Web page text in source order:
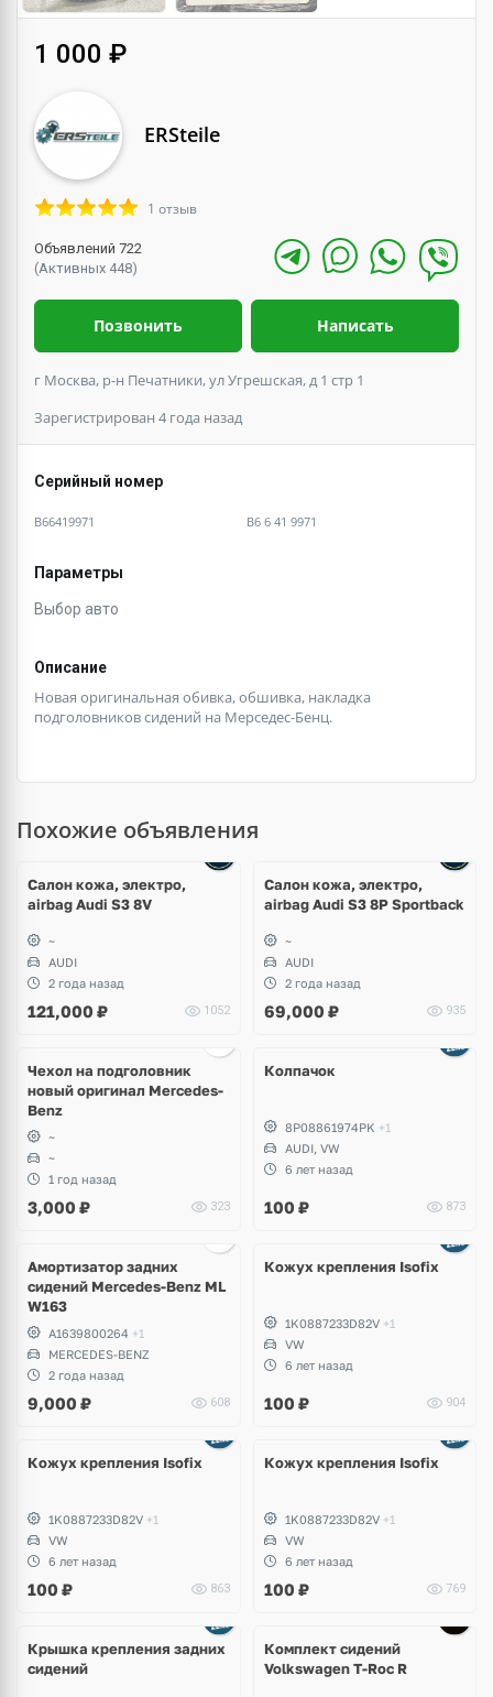
1 000 ₽
ERSteile
1 отзыв
Объявлений 722
(Активных 448)
Позвонить Написать
г Москва, р-н Печатники, ул Угрешская, д 1 стр 1
Зарегистрирован 4 года назад
Серийный номер
B66419971 B6 6 41 9971
Параметры
Выбор авто
Описание
Новая оригинальная обивка, обшивка, накладка
подголовников сидений на Мерседес-Бенц.
Похожие объявления
Салон кожа, электро,
airbag Audi S3 8V
~
AUDI
2 года назад
121,000 ₽ 1052
Салон кожа, электро,
airbag Audi S3 8P Sportback
~
AUDI
2 года назад
69,000 ₽ 935
Чехол на подголовник
новый оригинал Mercedes-
Benz
~
~
1 год назад
3,000 ₽ 323
Колпачок
8P08861974PK +1
AUDI, VW
6 лет назад
100 ₽ 873
Амортизатор задних
сидений Mercedes-Benz ML
W163
A1639800264 +1
MERCEDES-BENZ
2 года назад
9,000 ₽ 608
Кожух крепления Isofix
1K0887233D82V +1
VW
6 лет назад
100 ₽ 904
Кожух крепления Isofix
1K0887233D82V +1
VW
6 лет назад
100 ₽ 863
Кожух крепления Isofix
1K0887233D82V +1
VW
6 лет назад
100 ₽ 769
Крышка крепления задних
сидений
Комплект сидений
Volkswagen T-Roc R